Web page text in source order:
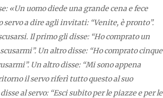
«Un uomo diede una grande cena e fece
a dire agli invitati: “Venite, è pronto”.
Il primo gli disse: “Ho comprato un
Un altro disse: “Ho comprato cinque
Un altro disse: “Mi sono appena
il servo riferì tutto questo al suo
al servo: “Esci subito per le piazze e per le